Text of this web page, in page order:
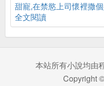
甜寵,在禁慾上司懷裡撒
全文閱讀
本站所有小說均由
Copyright